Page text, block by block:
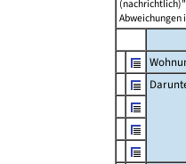
Abweichungen